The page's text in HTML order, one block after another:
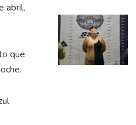
abril,
que